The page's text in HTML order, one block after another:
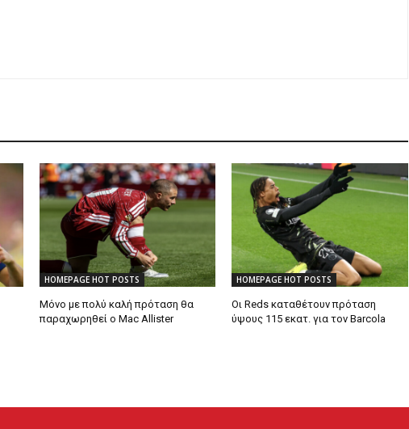
HOMEPAGE HOT POSTS
Μόνο με πολύ καλή πρόταση θα
παραχωρηθεί ο Mac Allister
HOMEPAGE HOT POSTS
Οι Reds καταθέτουν πρόταση
ύψους 115 εκατ. για τον Barcola